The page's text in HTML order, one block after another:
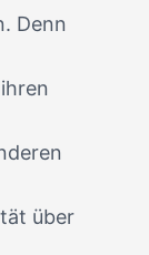
Denn
über